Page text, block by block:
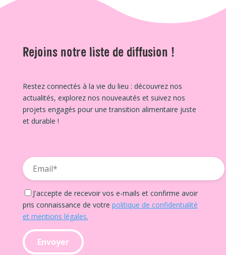
Rejoins notre liste de diffusion !
Restez connectés à la vie du lieu : découvrez nos
actualités, explorez nos nouveautés et suivez nos
projets engagés pour une transition alimentaire juste
et durable !
J'accepte de recevoir vos e-mails et confirme avoir
pris connaissance de votre politique de confidentialité
et mentions légales.